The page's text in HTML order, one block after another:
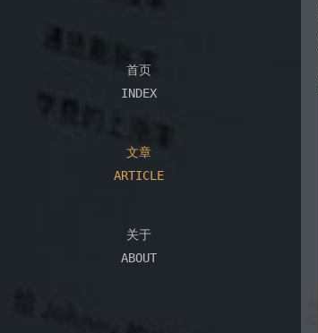
首页
INDEX
文章
ARTICLE
关于
ABOUT